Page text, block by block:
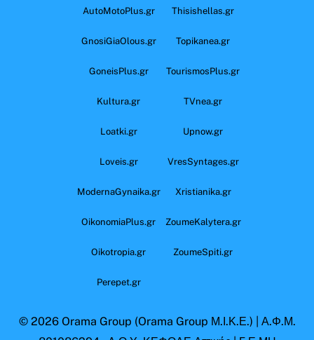
AutoMotoPlus.gr Thisishellas.gr
GnosiGiaOlous.gr Topikanea.gr
GoneisPlus.gr TourismosPlus.gr
Kultura.gr TVnea.gr
Loatki.gr Upnow.gr
Loveis.gr VresSyntages.gr
ModernaGynaika.gr Xristianika.gr
OikonomiaPlus.gr ZoumeKalytera.gr
Oikotropia.gr ZoumeSpiti.gr
Perepet.gr
© 2026 Orama Group (Orama Group Μ.Ι.Κ.Ε.) | Α.Φ.Μ.